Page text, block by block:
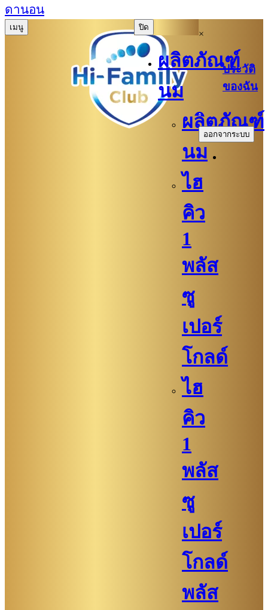
ดานอน
เมนู ปิด
ผลิตภัณฑ์
นม
ผลิตภัณฑ์
นม
ไฮ
คิว
1
พลัส
ซู
เปอร์
โกลด์
ไฮ
คิว
1
พลัส
ซู
เปอร์
โกลด์
พลัส
×
ประวัติ
ของฉัน
.
ออกจากระบบ